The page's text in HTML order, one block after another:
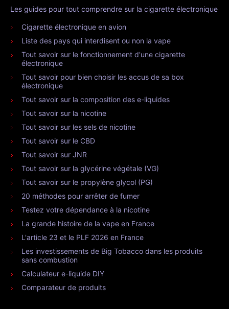
Les guides pour tout comprendre sur la cigarette électronique
Cigarette électronique en avion
Liste des pays qui interdisent ou non la vape
Tout savoir sur le fonctionnement d'une cigarette
électronique
Tout savoir pour bien choisir les accus de sa box
électronique
Tout savoir sur la composition des e-liquides
Tout savoir sur la nicotine
Tout savoir sur les sels de nicotine
Tout savoir sur le CBD
Tout savoir sur JNR
Tout savoir sur la glycérine végétale (VG)
Tout savoir sur le propylène glycol (PG)
20 méthodes pour arrêter de fumer
Testez votre dépendance à la nicotine
La grande histoire de la vape en France
L'article 23 et le PLF 2026 en France
Les investissements de Big Tobacco dans les produits
sans combustion
Calculateur e-liquide DIY
Comparateur de produits